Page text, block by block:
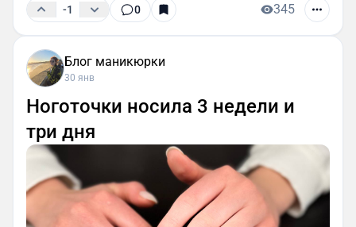
-1 0 345
Блог маникюрки
30 янв
Ноготочки носила 3 недели и
три дня